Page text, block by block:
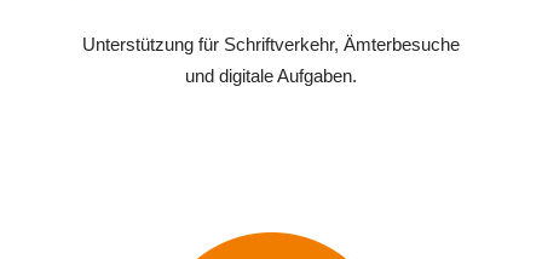
Unterstützung für Schriftverkehr, Ämterbesuche
und digitale Aufgaben.